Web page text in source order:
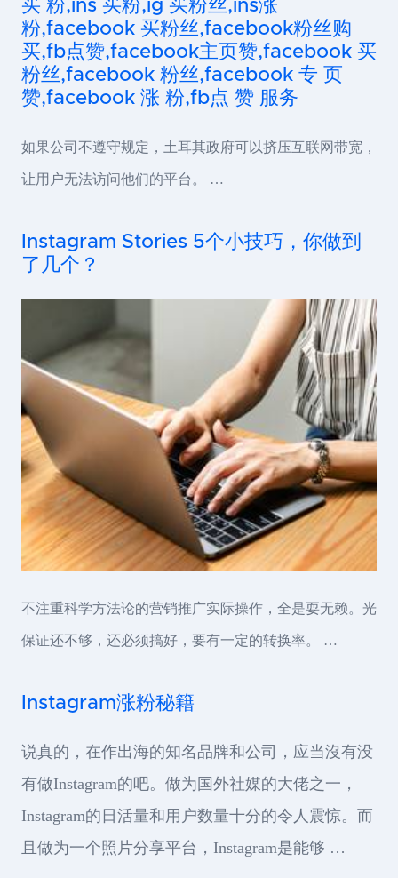
买 粉,ins 买粉,ig 买粉丝,ins涨
粉,facebook 买粉丝,facebook粉丝购
买,fb点赞,facebook主页赞,facebook 买
粉丝,facebook 粉丝,facebook 专 页
赞,facebook 涨 粉,fb点 赞 服务
如果公司不遵守规定，土耳其政府可以挤压互联网带宽，
让用户无法访问他们的平台。 …
Instagram Stories 5个小技巧，你做到
了几个？
不注重科学方法论的营销推广实际操作，全是耍无赖。光
保证还不够，还必须搞好，要有一定的转换率。 …
Instagram涨粉秘籍
说真的，在作出海的知名品牌和公司，应当沒有没
有做Instagram的吧。做为国外社媒的大佬之一，
Instagram的日活量和用户数量十分的令人震惊。而
且做为一个照片分享平台，Instagram是能够 …